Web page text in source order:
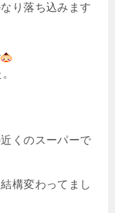
り落ち込みます
くのスーパーで
構変わってまし